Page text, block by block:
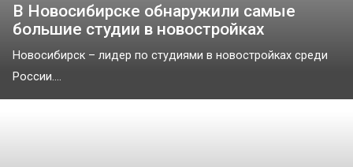
В Новосибирске обнаружили самые
большие студии в новостройках
Новосибирск – лидер по студиями в новостройках среди
России....